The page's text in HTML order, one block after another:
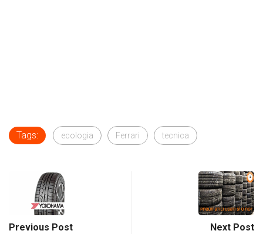
Tags: ecologia Ferrari tecnica
Previous Post Next Post